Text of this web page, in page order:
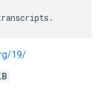
.
19/